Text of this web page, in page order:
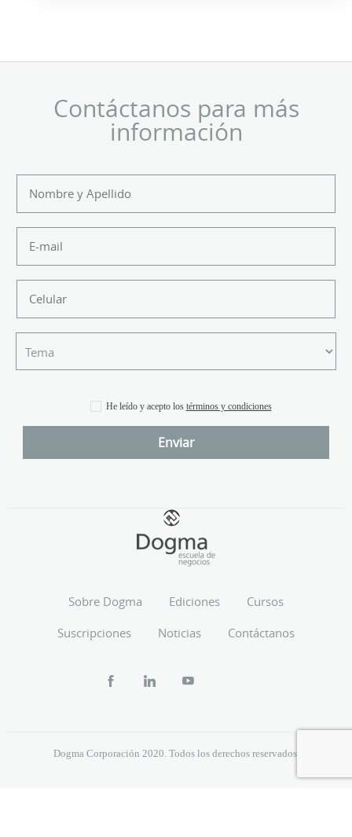
Contáctanos para más
información
He leído y acepto los términos y condiciones
Sobre Dogma Ediciones
Cursos
Suscripciones
Noticias Contáctanos
Dogma Corporación 2020. Todos los derechos reservados.